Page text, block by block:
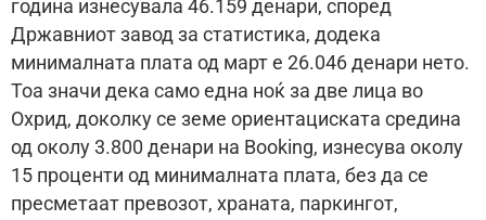
година изнесувала 46.159 денари, според
Државниот завод за статистика, додека
минималната плата од март е 26.046 денари нето.
Тоа значи дека само една ноќ за две лица во
Охрид, доколку се земе ориентациската средина
од околу 3.800 денари на Booking, изнесува околу
15 проценти од минималната плата, без да се
пресметаат превозот, храната, паркингот,